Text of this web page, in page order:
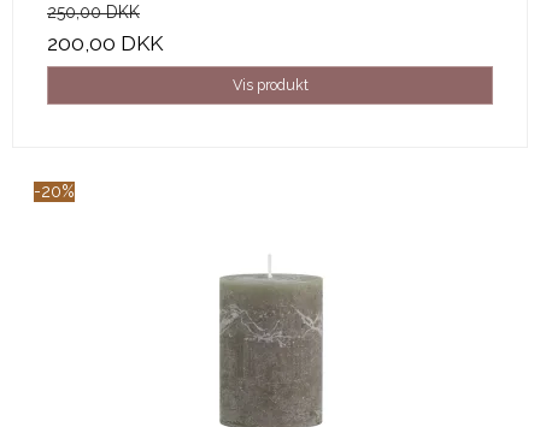
250,00 DKK
200,00 DKK
Vis produkt
-20%